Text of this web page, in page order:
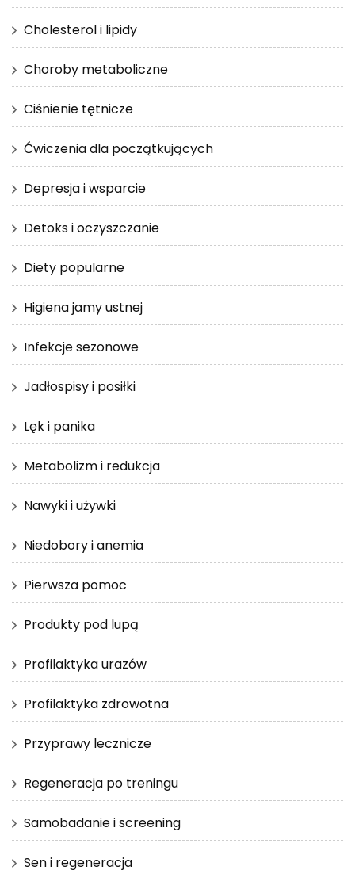
Cholesterol i lipidy
Choroby metaboliczne
Ciśnienie tętnicze
Ćwiczenia dla początkujących
Depresja i wsparcie
Detoks i oczyszczanie
Diety popularne
Higiena jamy ustnej
Infekcje sezonowe
Jadłospisy i posiłki
Lęk i panika
Metabolizm i redukcja
Nawyki i używki
Niedobory i anemia
Pierwsza pomoc
Produkty pod lupą
Profilaktyka urazów
Profilaktyka zdrowotna
Przyprawy lecznicze
Regeneracja po treningu
Samobadanie i screening
Sen i regeneracja